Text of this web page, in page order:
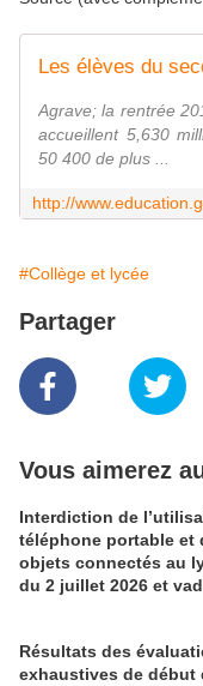
Agrave; la rentrée
accueillent 5,630
50 400 de plus ...
#Collège et lycée
Partager
Vous aimerez
Interdiction de
téléphone portable et
objets connectés au
du 2 juillet 2026 et
Résultats des
exhaustives de début